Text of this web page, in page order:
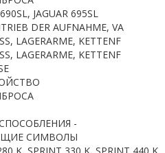
JAGUAR 695SL
DER AUFNAHME, VA
LAGERARME, KETTENF
LAGERARME, KETTENF
-
СИМВОЛЫ